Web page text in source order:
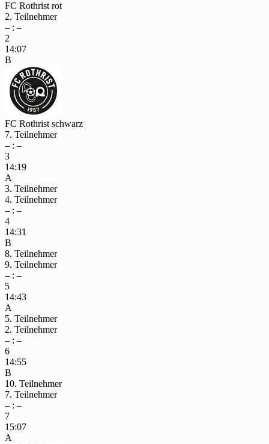
FC Rothrist rot
2. Teilnehmer
– : –
2
14:07
B
FC Rothrist schwarz
7. Teilnehmer
– : –
3
14:19
A
3. Teilnehmer
4. Teilnehmer
– : –
4
14:31
B
8. Teilnehmer
9. Teilnehmer
– : –
5
14:43
A
5. Teilnehmer
2. Teilnehmer
– : –
6
14:55
B
10. Teilnehmer
7. Teilnehmer
– : –
7
15:07
A